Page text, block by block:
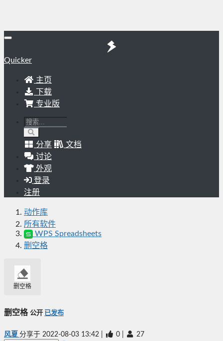
Quicker
主页
下载
专业版
分享
文档
讨论
外观
登录
注册
动作库
所有软件
WPS Spreadsheets
删空格
删空格
删空格 公开 已发布
风夏 分享于 2022-08-03 13:42 0 27